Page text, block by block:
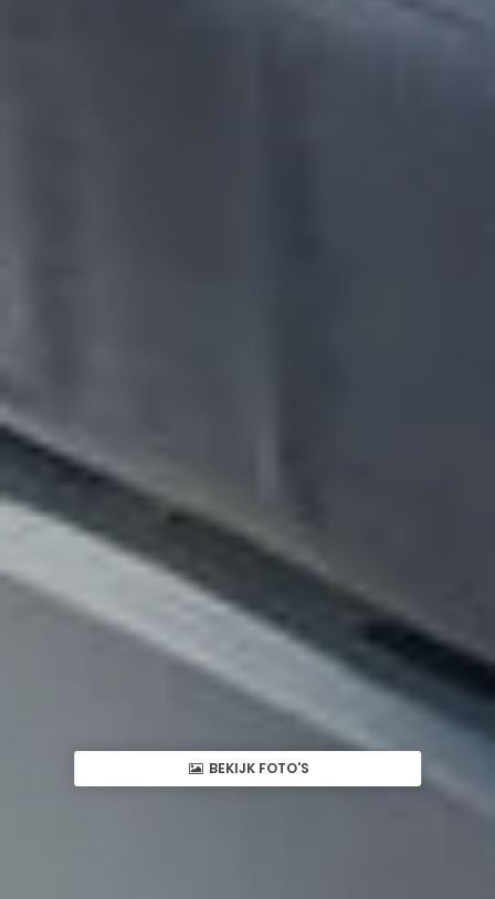
BEKIJK FOTO'S